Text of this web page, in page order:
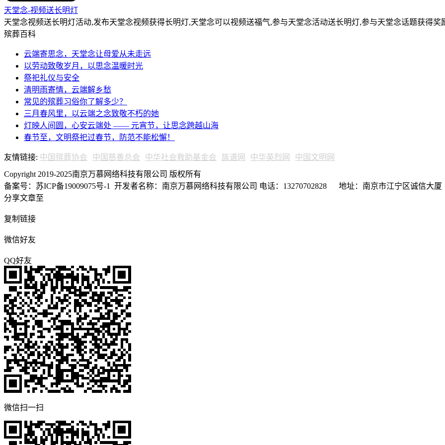
天堂念-视频送长明灯
天堂念视频送长明灯活动,发布天堂念视频获得长明灯,天堂念可以视频送福气,参与天堂念活动送长明灯,参与天堂念话题获得奖
殡葬百科
云端寄思念，天堂念让母爱从未走远
以劳动致敬岁月，以思念温暖时光
祭祀礼仪与安全
清明雨寄情，云端解乡愁
常见的殡葬习俗你了解多少？
三月春风里，以云端之念致敬不朽的她
灯映人间圆，心安云端处 —— 元宵节，让思念跨越山海
春节至，文明祭祀过春节，防范不能松懈！
友情链接: 中国殡葬协会 中国慈善总会 中华社会救助基金会 族谱网 中华英烈网
中国文明网
Copyright 2019-2025南京万慕网络科技有限公司 版权所有
备案号：苏ICP备19009075号-1
开发者名称：南京万慕网络科技有限公司 电话：13270702828 地址：南京市江宁区诚信大厦
分享文章至
复制链接
微信好友
QQ好友
微信扫一扫